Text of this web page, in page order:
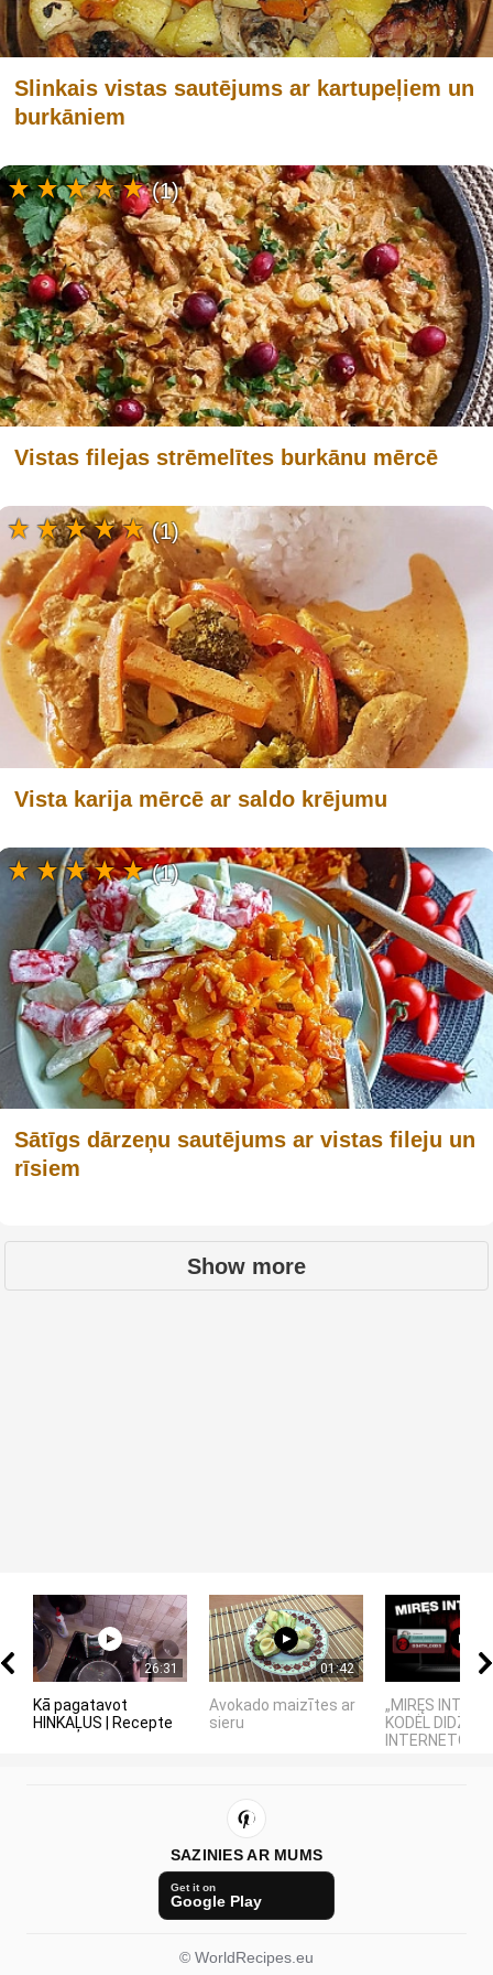
Slinkais vistas sautējums ar kartupeļiem un
burkāniem
Vistas filejas strēmelītes burkānu mērcē
(1)
Vista karija mērcē ar saldo krējumu
(1)
Sātīgs dārzeņu sautējums ar vistas fileju un
rīsiem
(1)
Show more
26:31
Kā pagatavot
HINKAĻUS | Recepte
01:42
Avokado maizītes ar
sieru
„MIRĘS
KODĖL
INTERNETO
SAZINIES AR MUMS
Get it on
Google Play
© WorldRecipes.eu